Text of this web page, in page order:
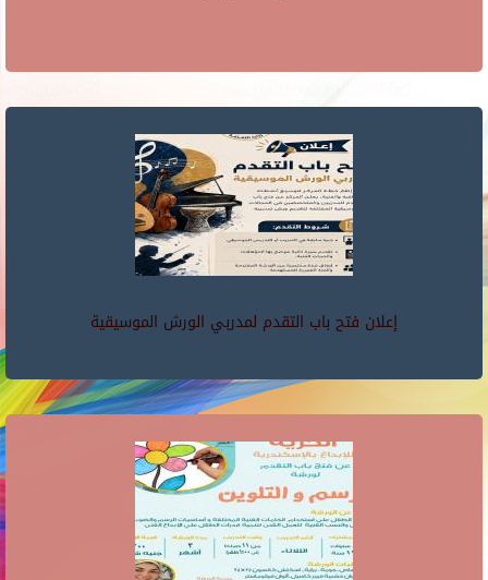
إعلان فتح باب التقدم لمدربي الورش الموسيقية